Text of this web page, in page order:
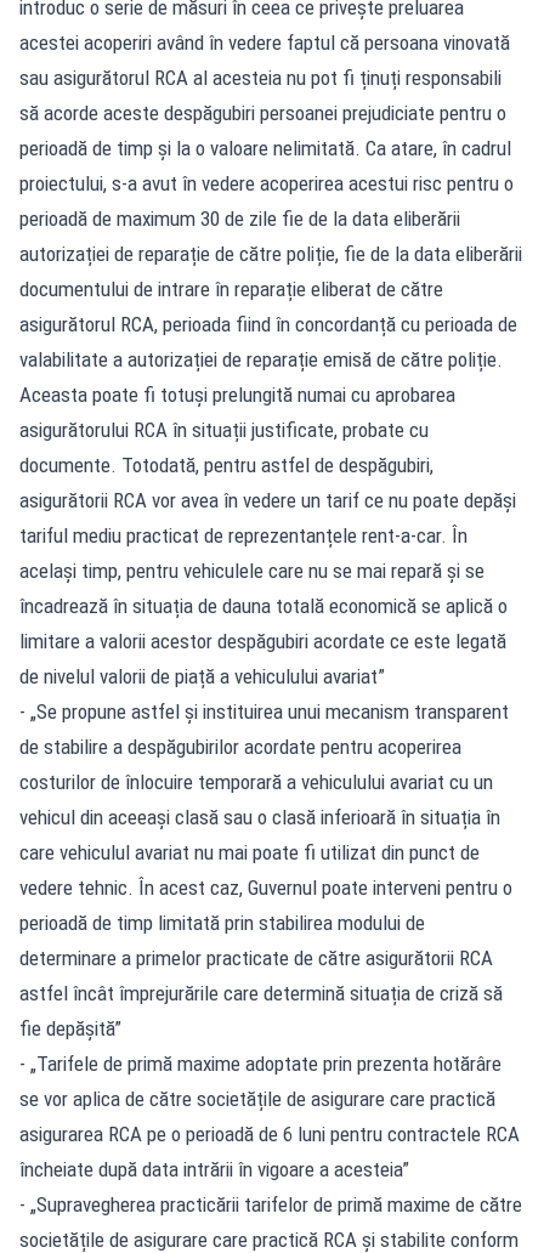
introduc o serie de măsuri în ceea ce privește preluarea
acestei acoperiri având în vedere faptul că persoana vinovată
sau asigurătorul RCA al acesteia nu pot fi ținuți responsabili
să acorde aceste despăgubiri persoanei prejudiciate pentru o
perioadă de timp și la o valoare nelimitată. Ca atare, în cadrul
proiectului, s-a avut în vedere acoperirea acestui risc pentru o
perioadă de maximum 30 de zile fie de la data eliberării
autorizației de reparație de către poliție, fie de la data eliberării
documentului de intrare în reparație eliberat de către
asigurătorul RCA, perioada fiind în concordanță cu perioada de
valabilitate a autorizației de reparație emisă de către poliție.
Aceasta poate fi totuși prelungită numai cu aprobarea
asigurătorului RCA în situații justificate, probate cu
documente. Totodată, pentru astfel de despăgubiri,
asigurătorii RCA vor avea în vedere un tarif ce nu poate depăși
tariful mediu practicat de reprezentanțele rent-a-car. În
același timp, pentru vehiculele care nu se mai repară și se
încadrează în situația de dauna totală economică se aplică o
limitare a valorii acestor despăgubiri acordate ce este legată
de nivelul valorii de piață a vehiculului avariat”
- „Se propune astfel și instituirea unui mecanism transparent
de stabilire a despăgubirilor acordate pentru acoperirea
costurilor de înlocuire temporară a vehiculului avariat cu un
vehicul din aceeași clasă sau o clasă inferioară în situația în
care vehiculul avariat nu mai poate fi utilizat din punct de
vedere tehnic. În acest caz, Guvernul poate interveni pentru o
perioadă de timp limitată prin stabilirea modului de
determinare a primelor practicate de către asigurătorii RCA
astfel încât împrejurările care determină situația de criză să
fie depășită”
- „Tarifele de primă maxime adoptate prin prezenta hotărâre
se vor aplica de către societățile de asigurare care practică
asigurarea RCA pe o perioadă de 6 luni pentru contractele RCA
încheiate după data intrării în vigoare a acesteia”
- „Supravegherea practicării tarifelor de primă maxime de către
societățile de asigurare care practică RCA și stabilite conform